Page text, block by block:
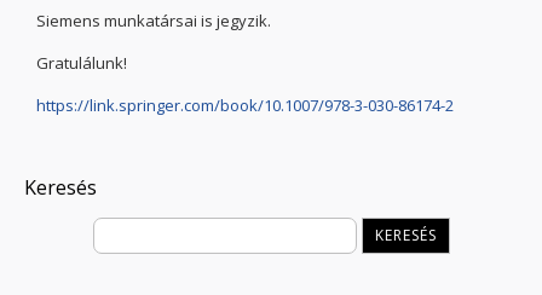
Siemens munkatársai is jegyzik.
Gratulálunk!
https://link.springer.com/book/10.1007/978-3-030-86174-2
Keresés